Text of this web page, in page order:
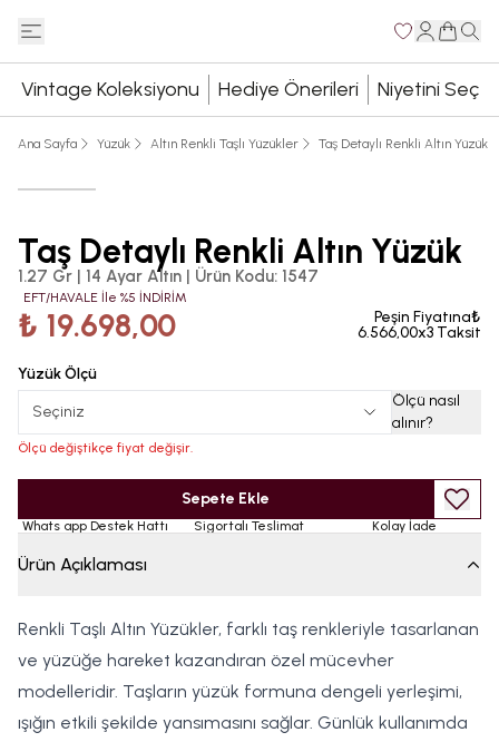
Vintage Koleksiyonu Hediye Önerileri Niyetini Seç
Ana Sayfa Yüzük Altın Renkli Taşlı Yüzükler Taş Detaylı Renkli Altın Yüzük
Taş Detaylı Renkli Altın Yüzük
1.27 Gr | 14 Ayar Altın | Ürün Kodu: 1547
EFT/HAVALE İle %5 İNDİRİM
₺ 19.698,00
Peşin Fiyatına₺
6.566,00x3 Taksit
Yüzük Ölçü
Seçiniz
Ölçü nasıl
alınır?
Ölçü değiştikçe fiyat değişir.
Sepete Ekle
Whats app Destek Hattı Sigortalı Teslimat Kolay İade
Ürün Açıklaması
Renkli Taşlı Altın Yüzükler, farklı taş renkleriyle tasarlanan
ve yüzüğe hareket kazandıran özel mücevher
modelleridir. Taşların yüzük formuna dengeli yerleşimi,
ışığın etkili şekilde yansımasını sağlar. Günlük kullanımda